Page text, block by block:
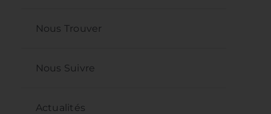
Nous Trouver
Nous Suivre
Actualités